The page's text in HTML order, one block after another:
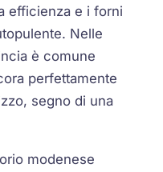
efficienza e i forni
Nelle
è comune
perfettamente
segno di una
modenese